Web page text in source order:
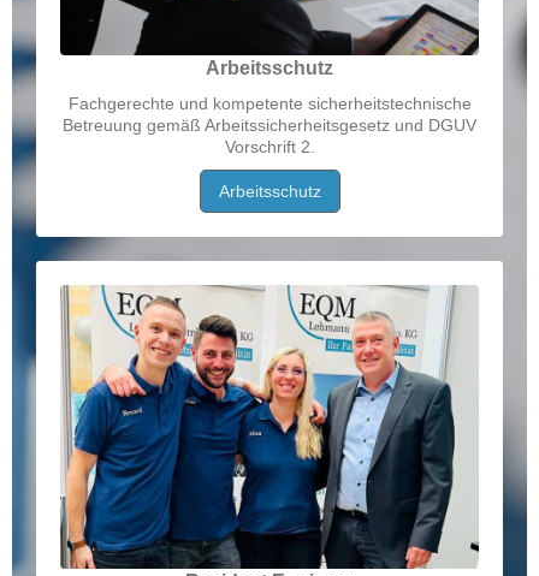
Arbeitsschutz
Fachgerechte und kompetente sicherheitstechnische
Betreuung gemäß Arbeitssicherheitsgesetz und DGUV
Vorschrift 2.
Arbeitsschutz